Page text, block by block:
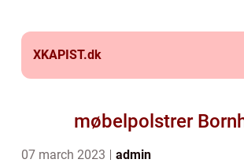
XKAPIST.dk
møbelpolstrer
07 march 2023 admin